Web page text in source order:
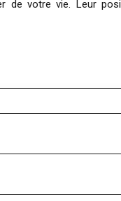
de votre vie. Leur